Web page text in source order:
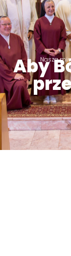
Nasza
Aby